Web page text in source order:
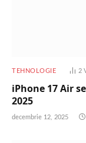
TEHNOLOGIE 2
iPhone 17 Air
2025
decembrie 12, 2025